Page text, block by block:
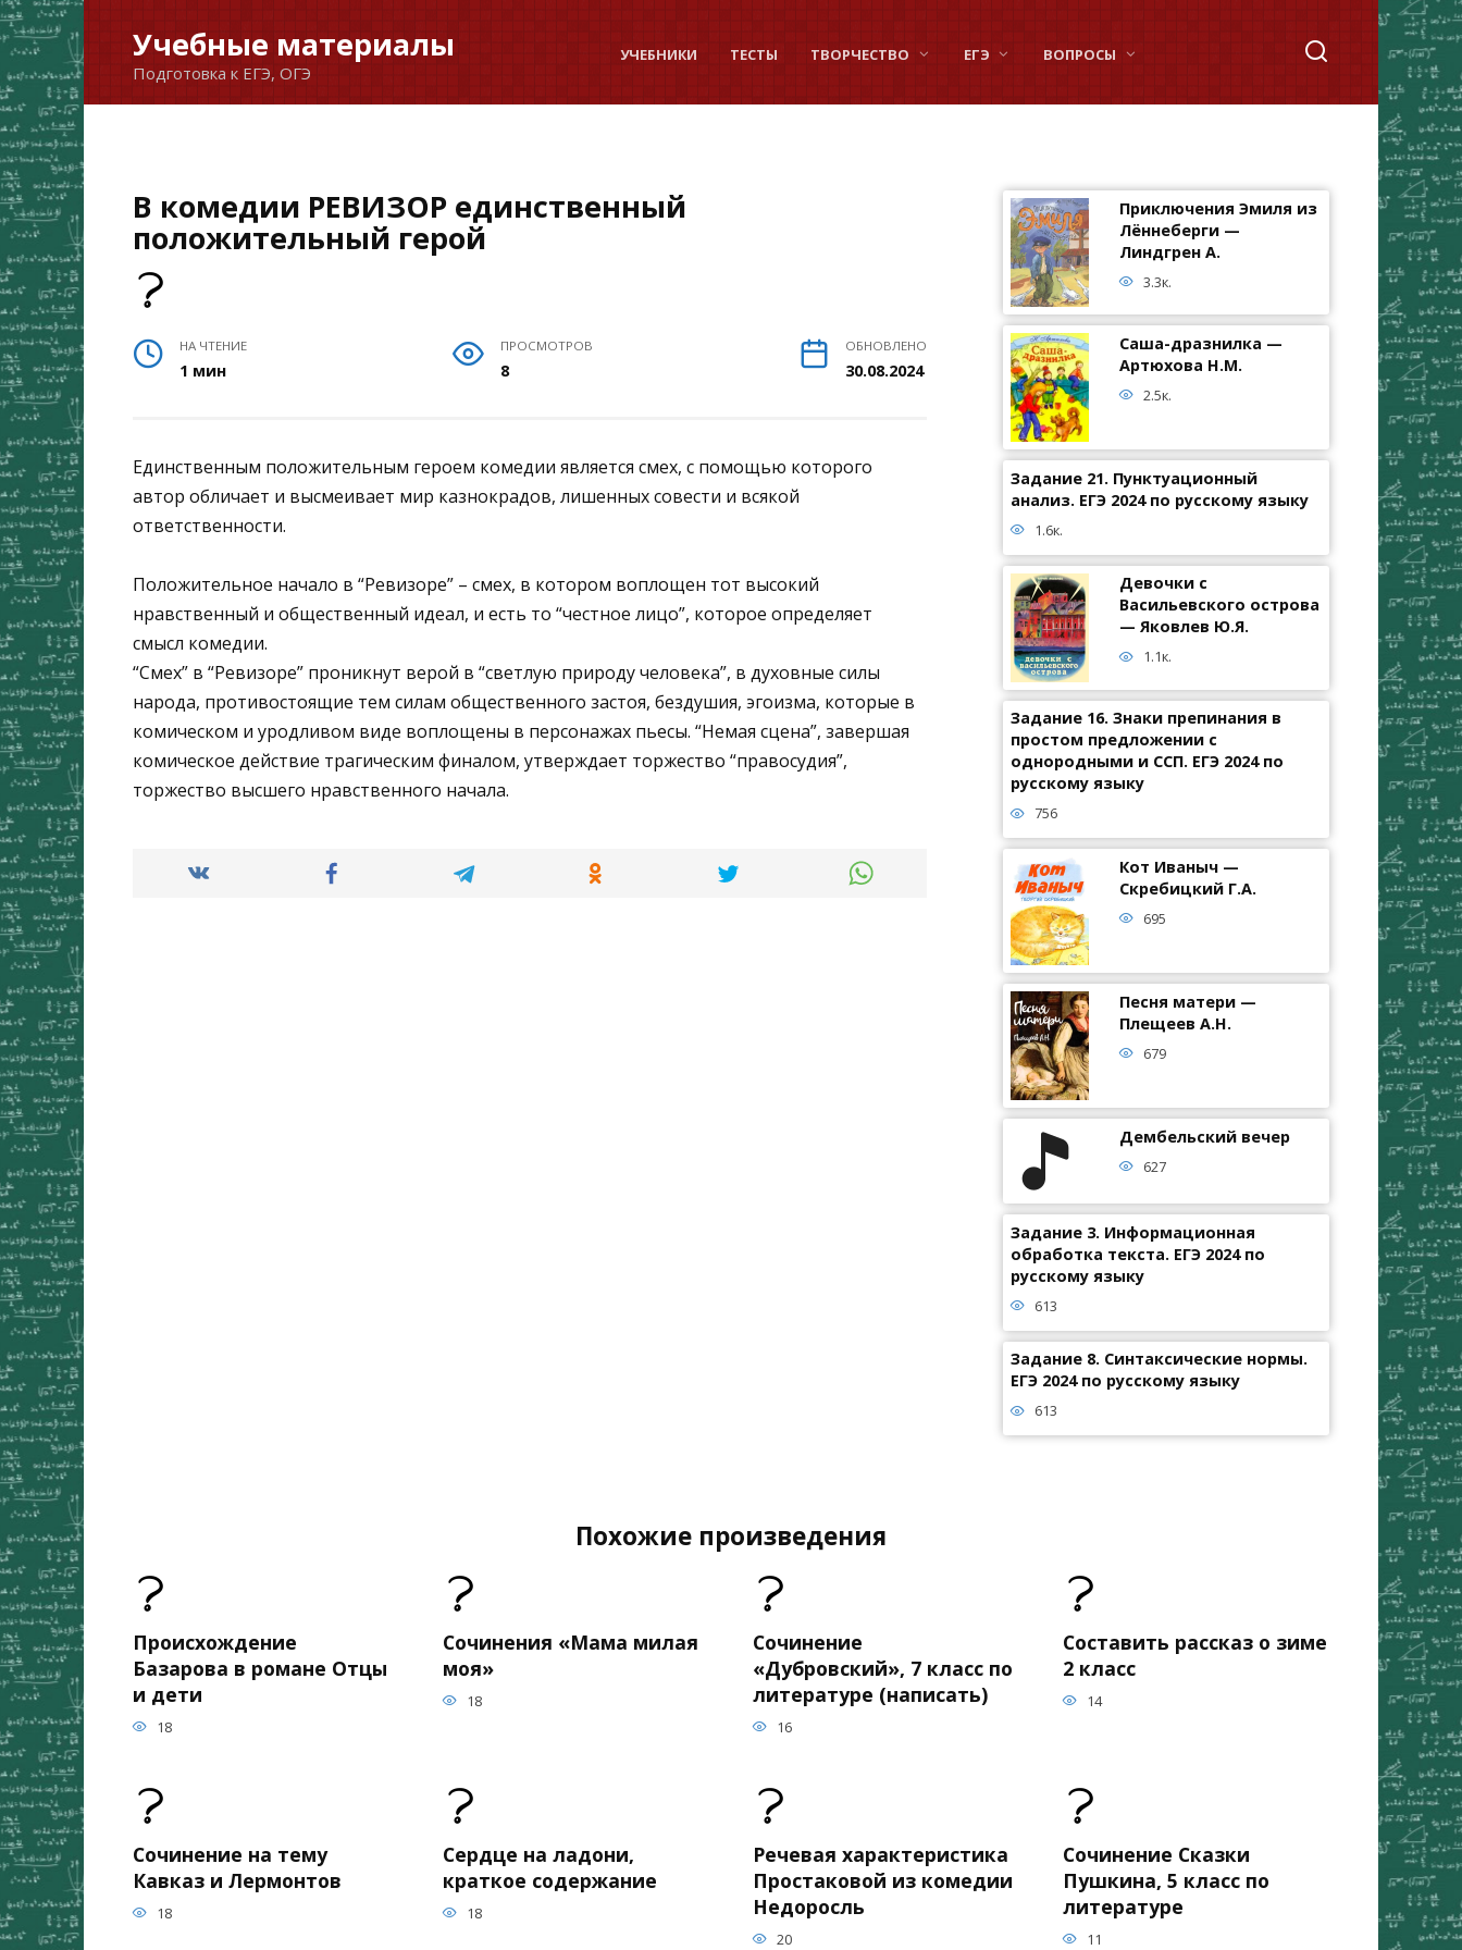
Перейти
к
содержанию
Учебные материалы
Подготовка к ЕГЭ, ОГЭ
УЧЕБНИКИ ТЕСТЫ ТВОРЧЕСТВО ЕГЭ ВОПРОСЫ
В комедии РЕВИЗОР единственный
положительный герой
НА ЧТЕНИЕ
1 мин
ПРОСМОТРОВ
8
ОБНОВЛЕНО
30.08.2024
Единственным положительным героем комедии является смех, с помощью которого
автор обличает и высмеивает мир казнокрадов, лишенных совести и всякой
ответственности.
Положительное начало в “Ревизоре” – смех, в котором воплощен тот высокий
нравственный и общественный идеал, и есть то “честное лицо”, которое определяет
смысл комедии.
“Смех” в “Ревизоре” проникнут верой в “светлую природу человека”, в духовные силы
народа, противостоящие тем силам общественного застоя, бездушия, эгоизма, которые в
комическом и уродливом виде воплощены в персонажах пьесы. “Немая сцена”, завершая
комическое действие трагическим финалом, утверждает торжество “правосудия”,
торжество высшего нравственного начала.
Приключения Эмиля из
Лённеберги —
Линдгрен А.
3.3к.
Саша-дразнилка —
Артюхова Н.М.
2.5к.
Задание 21. Пунктуационный
анализ. ЕГЭ 2024 по русскому языку
1.6к.
Девочки с
Васильевского острова
— Яковлев Ю.Я.
1.1к.
Задание 16. Знаки препинания в
простом предложении с
однородными и ССП. ЕГЭ 2024 по
русскому языку
756
Кот Иваныч —
Скребицкий Г.А.
695
Песня матери —
Плещеев А.Н.
679
Дембельский вечер
627
Задание 3. Информационная
обработка текста. ЕГЭ 2024 по
русскому языку
613
Задание 8. Синтаксические нормы.
ЕГЭ 2024 по русскому языку
613
Похожие произведения
Происхождение
Базарова в романе Отцы
и дети
18
Сочинения «Мама милая
моя»
18
Сочинение
«Дубровский», 7 класс по
литературе (написать)
16
Составить рассказ о зиме
2 класс
14
Сочинение на тему
Кавказ и Лермонтов
18
Сердце на ладони,
краткое содержание
18
Речевая характеристика
Простаковой из комедии
Недоросль
20
Сочинение Сказки
Пушкина, 5 класс по
литературе
11